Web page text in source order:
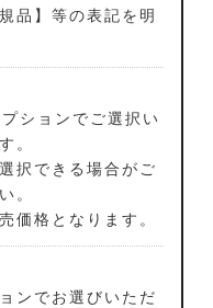
品】等の表記を明
ションでご選択い
。
択できる場合がご
。
価格となります。
ンでお選びいただ